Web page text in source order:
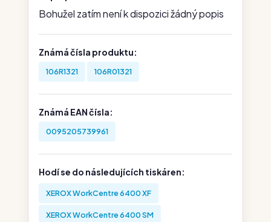
Bohužel zatím není k dispozici žádný popis
Známá čísla produktu:
106R1321 106R01321
Známá EAN čísla:
0095205739961
Hodí se do následujících tiskáren:
XEROX WorkCentre 6400 XF
XEROX WorkCentre 6400 SM